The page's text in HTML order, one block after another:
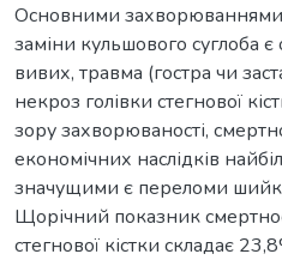
Основними
заміни кульшового суглоба
вивих, травма (гостра чи
некроз голівки стегнової
зору захворюваності,
економічних наслідків
значущими є переломи шийки
Щорічний показник
стегнової кістки складає